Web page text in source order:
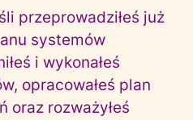
przeprowadziłeś już
systemów
i wykonałeś
opracowałeś plan
oraz rozważyłeś